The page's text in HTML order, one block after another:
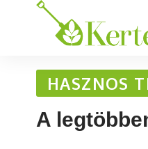
HASZNOS
A